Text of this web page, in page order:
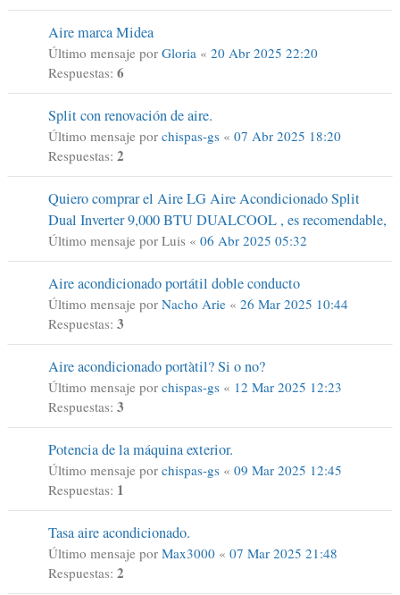
Aire marca Midea
Último mensaje por Gloria « 20 Abr 2025 22:20
Respuestas: 6
Split con renovación de aire.
Último mensaje por chispas-gs « 07 Abr 2025 18:20
Respuestas: 2
Quiero comprar el Aire LG Aire Acondicionado Split
Dual Inverter 9,000 BTU DUALCOOL , es recomendable,
Último mensaje por Luis « 06 Abr 2025 05:32
Aire acondicionado portátil doble conducto
Último mensaje por Nacho Arie « 26 Mar 2025 10:44
Respuestas: 3
Aire acondicionado portàtil? Si o no?
Último mensaje por chispas-gs « 12 Mar 2025 12:23
Respuestas: 3
Potencia de la máquina exterior.
Último mensaje por chispas-gs « 09 Mar 2025 12:45
Respuestas: 1
Tasa aire acondicionado.
Último mensaje por Max3000 « 07 Mar 2025 21:48
Respuestas: 2